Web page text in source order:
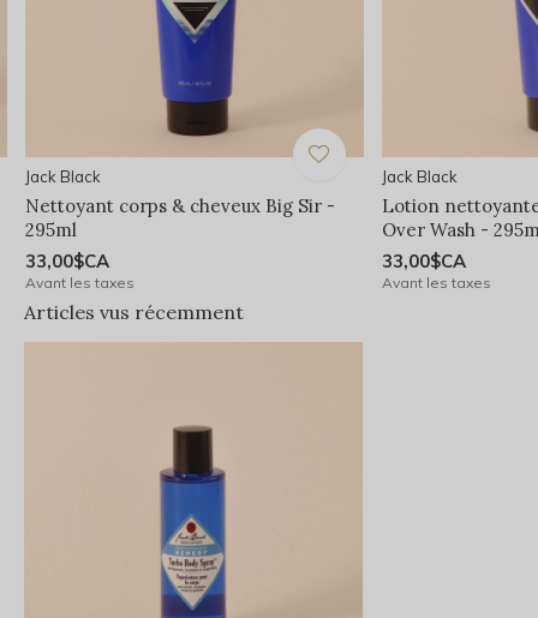
Jack Black
Nettoyant corps & cheveux Big Sir -
295ml
33,00$CA
Avant les taxes
Jack Black
Lotion
Over Wash -
33,00$CA
Avant les taxes
Articles vus récemment